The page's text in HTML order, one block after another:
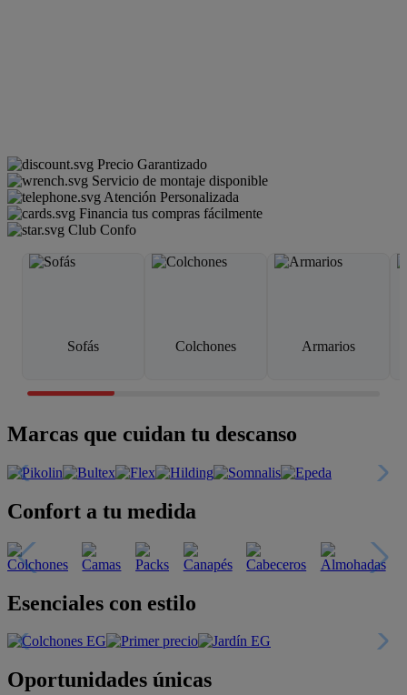
Precio Garantizado
Servicio de montaje disponible
Atención Personalizada
Financia tus compras fácilmente
Club Confo
Sofás Colchones Armarios
Marcas que cuidan tu descanso
Confort a tu medida
Esenciales con estilo
Oportunidades únicas